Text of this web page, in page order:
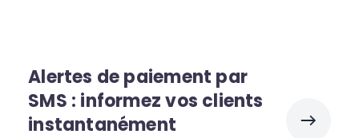
Alertes de paiement par
SMS : informez vos clients
instantanément